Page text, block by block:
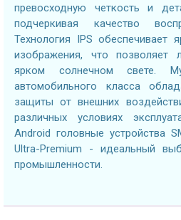
превосходную четкость и
подчеркивая качество
Технология IPS обеспечивает
изображения, что позволяет
ярком солнечном свете.
автомобильного класса
защиты от внешних
различных условиях
Android головные устройства
Ultra-Premium - идеальный
промышленности.